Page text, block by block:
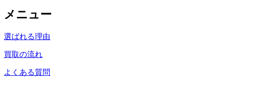
メニュー
選ばれる理由
買取の流れ
よくある質問